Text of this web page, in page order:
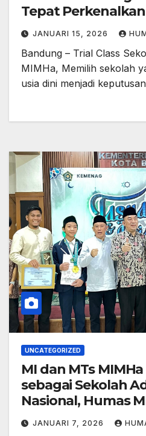
Tepat
Sejak Dini
JANUARI 15, 2026
Bandung – Trial Class
MIMHa, Memilih sekolah
usia dini menjadi
UNCATEGORIZED
MI dan MTs
sebagai Sekolah
Nasional, Humas
Penghargaan
JANUARI 7, 2026